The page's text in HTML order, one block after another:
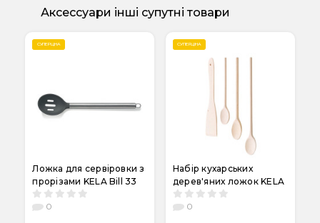
Аксессуари інші супутні товари
СУПЕРЦІНА
Ложка для сервіровки з
прорізами KELA Bill 33
см (12162)
0
СУПЕРЦІНА
Набір кухарських
дерев'яних ложок KELA
Maribor, 4 шт. (17253)
0